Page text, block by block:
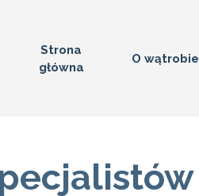
Strona
główna
O wątrobie